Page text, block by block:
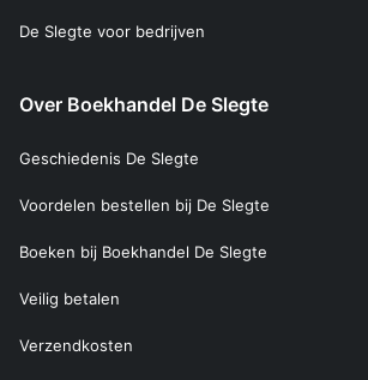
De Slegte voor bedrijven
Over Boekhandel De Slegte
Geschiedenis De Slegte
Voordelen bestellen bij De Slegte
Boeken bij Boekhandel De Slegte
Veilig betalen
Verzendkosten